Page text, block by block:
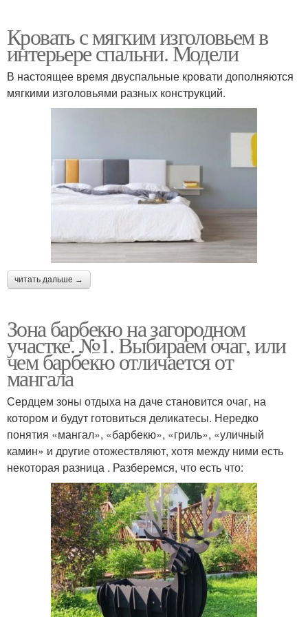
Кровать с мягким изголовьем в
интерьере спальни. Модели
В настоящее время двуспальные кровати дополняются
мягкими изголовьями разных конструкций.
читать дальше →
Зона барбекю на загородном
участке. №1. Выбираем очаг, или
чем барбекю отличается от
мангала
Сердцем зоны отдыха на даче становится очаг, на
котором и будут готовиться деликатесы. Нередко
понятия «мангал», «барбекю», «гриль», «уличный
камин» и другие отожествляют, хотя между ними есть
некоторая разница . Разберемся, что есть что: